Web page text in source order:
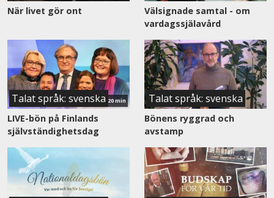
När livet gör ont
Välsignade samtal - om
vardagssjälavård
120 min
Talat språk: svenska
LIVE-bön på Finlands
självständighetsdag
Talat språk: svenska
Bönens ryggrad och
avstamp
Se
nu